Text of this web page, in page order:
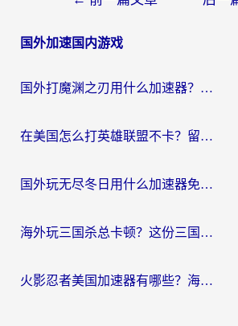
导
国外加速国内游戏
国外打魔渊之刃用什么加速器？2026海外玩家国服游戏加速全攻略（附闪耀暖暖&复苏的魔女避坑指南）
在美国怎么打英雄联盟不卡？留学生亲测的国服游戏加速全攻略
国外玩无尽冬日用什么加速器免费？海外党国服游戏加速避坑指南
海外玩三国杀总卡顿？这份三国杀游戏加速器指南帮你告别延迟烦恼
火影忍者美国加速器有哪些？海外党亲测的国服游戏加速全攻略（含菲律宾玩三国之刃守望黎明技巧）